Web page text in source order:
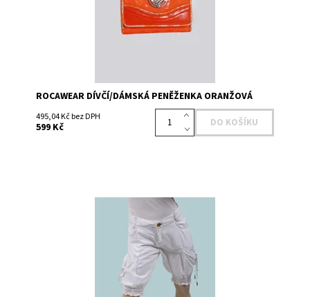
ROCAWEAR DÍVČÍ/DÁMSKÁ PENĚŽENKA ORANŽOVÁ
495,04 Kč bez DPH
599 Kč
Skladem 1
111236755WH
SOUTH POLE